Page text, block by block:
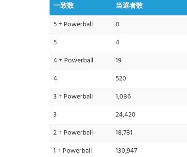
一致数 当選者数
5 + Powerball
0
5 4
4 + Powerball 19
4 520
3 + Powerball 1,086
3 24,420
2 + Powerball 18,781
1 + Powerball 130,947